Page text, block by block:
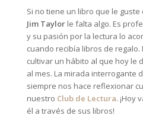
Si no tiene un libro que le
Jim Taylorle falta algo. Es
y su pasión por la lectura lo
cuando recibía libros de
cultivar un hábito al que hoy le
al mes. La mirada interrogante
siempre nos hace reflexionar
nuestro Club de Lectura. ¡Hoy
él a través de sus libros!